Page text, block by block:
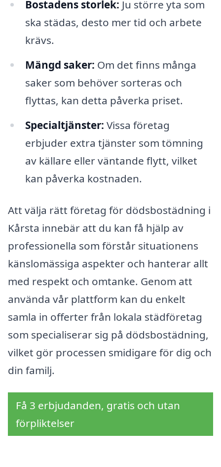
Bostadens storlek: Ju större yta som
ska städas, desto mer tid och arbete
krävs.
Mängd saker: Om det finns många
saker som behöver sorteras och
flyttas, kan detta påverka priset.
Specialtjänster: Vissa företag
erbjuder extra tjänster som tömning
av källare eller väntande flytt, vilket
kan påverka kostnaden.
Att välja rätt företag för dödsbostädning i
Kårsta innebär att du kan få hjälp av
professionella som förstår situationens
känslomässiga aspekter och hanterar allt
med respekt och omtanke. Genom att
använda vår plattform kan du enkelt
samla in offerter från lokala städföretag
som specialiserar sig på dödsbostädning,
vilket gör processen smidigare för dig och
din familj.
Få 3 erbjudanden, gratis och utan
förpliktelser